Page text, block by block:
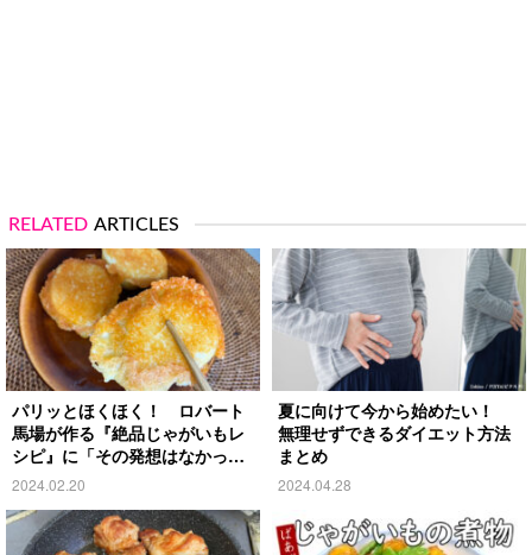
RELATED ARTICLES
パリッとほくほく！ ロバート
馬場が作る『絶品じゃがいもレ
シピ』に「その発想はなかっ
た！」
2024.02.20
夏に向けて今から始めたい！
無理せずできるダイエット方法
まとめ
2024.04.28